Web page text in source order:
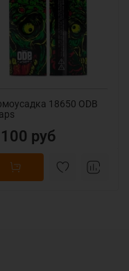
18650 ODB
100 руб